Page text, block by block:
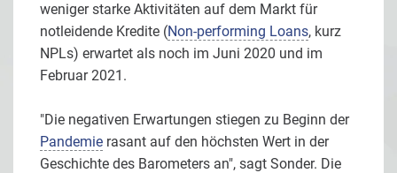
weniger starke Aktivitäten auf dem Markt für
notleidende Kredite (Non-performing Loans, kurz
NPLs) erwartet als noch im Juni 2020 und im
Februar 2021.
"Die negativen Erwartungen stiegen zu Beginn der
Pandemie rasant auf den höchsten Wert in der
Geschichte des Barometers an", sagt Sonder. Die